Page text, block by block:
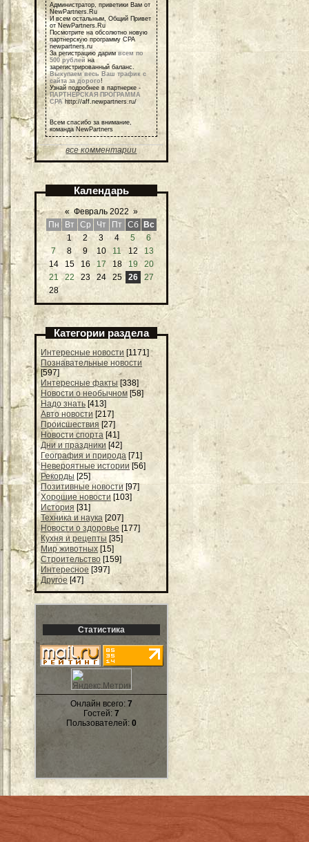
Администратор, приветики Вам от
NewPartners.Ru
И всем остальным, Общий Привет
от NewPartners.Ru
Посмотрите на обсолютно новую
партнерскую программу СРА
newpartners.ru
За регистрацию даримвсем по
500 рублей на
зарегистрированный баланс.
Выкупаем весь Ваш трафик с
сайта за дорого!
Узнай подробнее в партнерке -
ПАРТНЕРСКАЯ ПРОГРАММА
СРАhttp://aff.newpartners.ru/
Всем спасибо за внимание,
команда NewPartners
все комментарии
Календарь
« Февраль 2022 »
Пн
Вт Ср Чт Пт Сб Вс
1
2 3 4 5
6
7
8 9 10 11 12
13
14
15 16 17 18 19
20
21
22 23 24 25 26
27
28
Категории раздела
Интересные новости [1171]
Познавательные новости
[597]
Интересные факты [338]
Новости о необычном [58]
Надо знать [413]
Авто новости [217]
Происшествия [27]
Новости спорта [41]
Дни и праздники [42]
География и природа [71]
Невероятные истории [56]
Рекорды [25]
Позитивные новости [97]
Хорошие новости [103]
История [31]
Техника и наука [207]
Новости о здоровье [177]
Кухня и рецепты [35]
Мир животных [15]
Строительство [159]
Интересное [397]
Другое [47]
Статистика
Онлайн всего: 7
Гостей: 7
Пользователей: 0